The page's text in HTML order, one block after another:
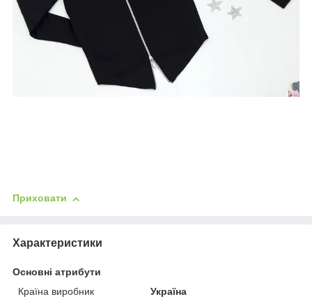
Приховати
Характеристики
Основні атрибути
Країна виробник
Україна